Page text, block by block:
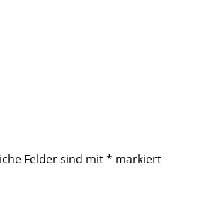
Felder sind mit* markiert